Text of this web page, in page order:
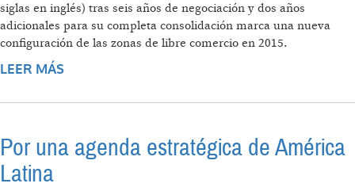
siglas en inglés) tras seis años de negociación y dos años
adicionales para su completa consolidación marca una nueva
configuración de las zonas de libre comercio en 2015.
LEER MÁS
Por una agenda estratégica de América
Latina